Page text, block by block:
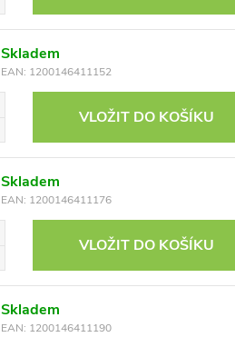
Skladem
EAN: 1200146411152
VLOŽIT DO KOŠÍKU
Skladem
EAN: 1200146411176
VLOŽIT DO KOŠÍKU
Skladem
EAN: 1200146411190